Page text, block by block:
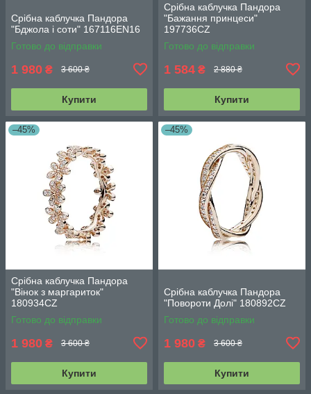
Срібна каблучка Пандора
"Бджола і соти" 167116EN16
Готово до відправки
1 980 ₴ 3 600 ₴
Купити
Срібна каблучка Пандора
"Бажання принцеси"
197736CZ
Готово до відправки
1 584 ₴ 2 880 ₴
Купити
–45%
Срібна каблучка Пандора
"Вінок з маргариток"
180934CZ
Готово до відправки
1 980 ₴ 3 600 ₴
Купити
–45%
Срібна каблучка Пандора
"Повороти Долі" 180892CZ
Готово до відправки
1 980 ₴ 3 600 ₴
Купити